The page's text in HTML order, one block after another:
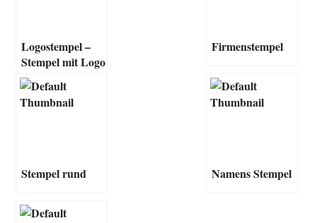
Logostempel –
Stempel mit Logo
Firmenstempel
Stempel rund Namens Stempel